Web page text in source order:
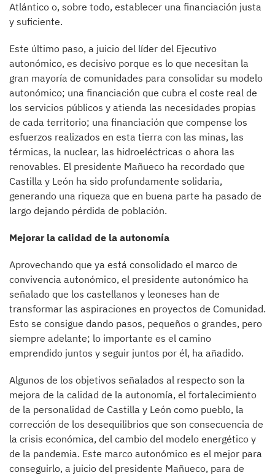
Atlántico o, sobre todo, establecer una financiación justa
y suficiente.
Este último paso, a juicio del líder del Ejecutivo
autonómico, es decisivo porque es lo que necesitan la
gran mayoría de comunidades para consolidar su modelo
autonómico; una financiación que cubra el coste real de
los servicios públicos y atienda las necesidades propias
de cada territorio; una financiación que compense los
esfuerzos realizados en esta tierra con las minas, las
térmicas, la nuclear, las hidroeléctricas o ahora las
renovables. El presidente Mañueco ha recordado que
Castilla y León ha sido profundamente solidaria,
generando una riqueza que en buena parte ha pasado de
largo dejando pérdida de población.
Mejorar la calidad de la autonomía
Aprovechando que ya está consolidado el marco de
convivencia autonómico, el presidente autonómico ha
señalado que los castellanos y leoneses han de
transformar las aspiraciones en proyectos de Comunidad.
Esto se consigue dando pasos, pequeños o grandes, pero
siempre adelante; lo importante es el camino
emprendido juntos y seguir juntos por él, ha añadido.
Algunos de los objetivos señalados al respecto son la
mejora de la calidad de la autonomía, el fortalecimiento
de la personalidad de Castilla y León como pueblo, la
corrección de los desequilibrios que son consecuencia de
la crisis económica, del cambio del modelo energético y
de la pandemia. Este marco autonómico es el mejor para
conseguirlo, a juicio del presidente Mañueco, para de